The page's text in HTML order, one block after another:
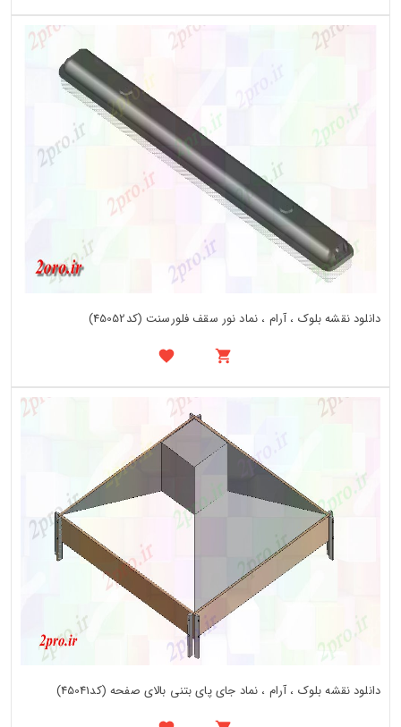
دانلود نقشه بلوک ، آرام ، نماد نور سقف فلورسنت (کد45052)
دانلود نقشه بلوک ، آرام ، نماد جای پای بتنی بالای صفحه (کد45041)